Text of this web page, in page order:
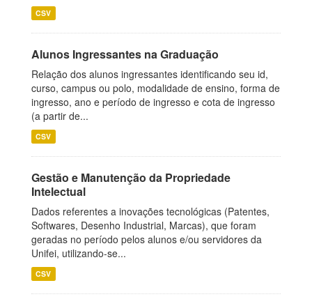
CSV
Alunos Ingressantes na Graduação
Relação dos alunos ingressantes identificando seu id,
curso, campus ou polo, modalidade de ensino, forma de
ingresso, ano e período de ingresso e cota de ingresso
(a partir de...
CSV
Gestão e Manutenção da Propriedade
Intelectual
Dados referentes a inovações tecnológicas (Patentes,
Softwares, Desenho Industrial, Marcas), que foram
geradas no período pelos alunos e/ou servidores da
Unifei, utilizando-se...
CSV